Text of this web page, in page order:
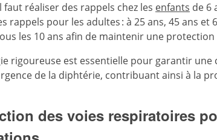
faut réaliser des rappels chez les enfants de 6
rappels pour les adultes : à 25 ans, 45 ans
les 10 ans afin de maintenir une
rigoureuse est essentielle pour garantir
de la diphtérie, contribuant ainsi à la
des voies respiratoires